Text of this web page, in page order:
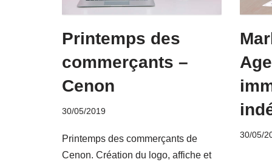
Printemps des
commerçants –
Cenon
30/05/2019
Printemps des commerçants de
Cenon. Création du logo, affiche et
30/05/